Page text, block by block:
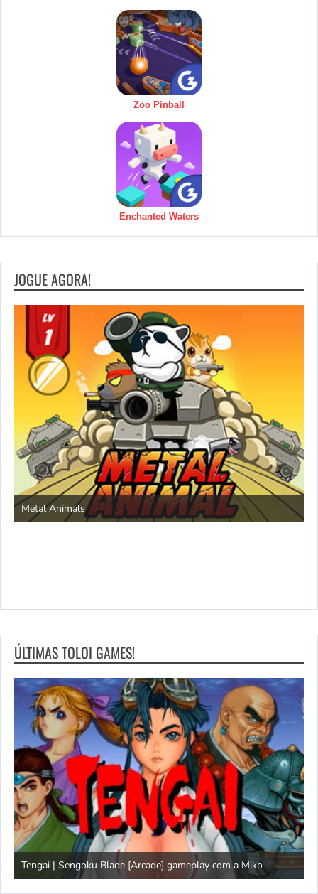
Zoo Pinball
Enchanted Waters
JOGUE AGORA!
Metal Animals
ÚLTIMAS TOLOI GAMES!
Tengai | Sengoku Blade [Arcade] gameplay com a Miko